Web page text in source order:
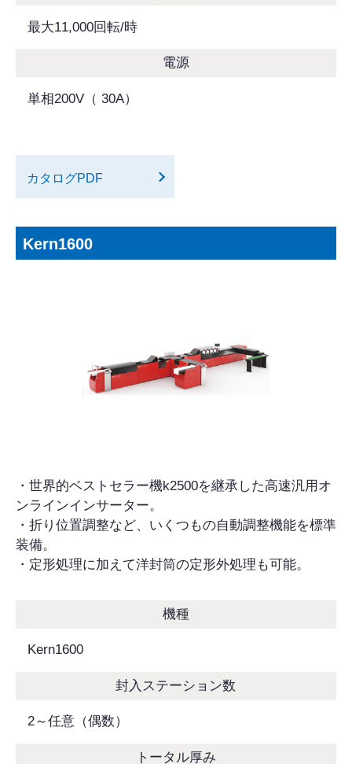
最大11,000回転/時
電源
単相200V（ 30A）
カタログPDF
Kern1600
・世界的ベストセラー機k2500を継承した高速汎用オ
ンラインインサーター。
・折り位置調整など、いくつもの自動調整機能を標準
装備。
・定形処理に加えて洋封筒の定形外処理も可能。
機種
Kern1600
封入ステーション数
2～任意（偶数）
トータル厚み